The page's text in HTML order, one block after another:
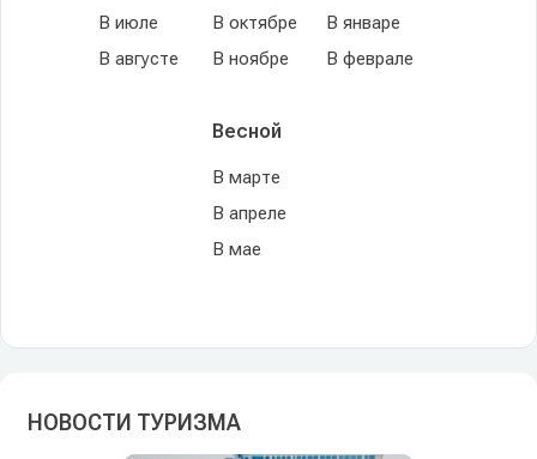
В июле
В августе
В октябре
В ноябре
В январе
В феврале
Весной
В марте
В апреле
В мае
НОВОСТИ ТУРИЗМА